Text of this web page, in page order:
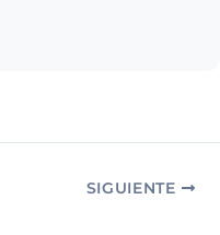
SIGUIENTE